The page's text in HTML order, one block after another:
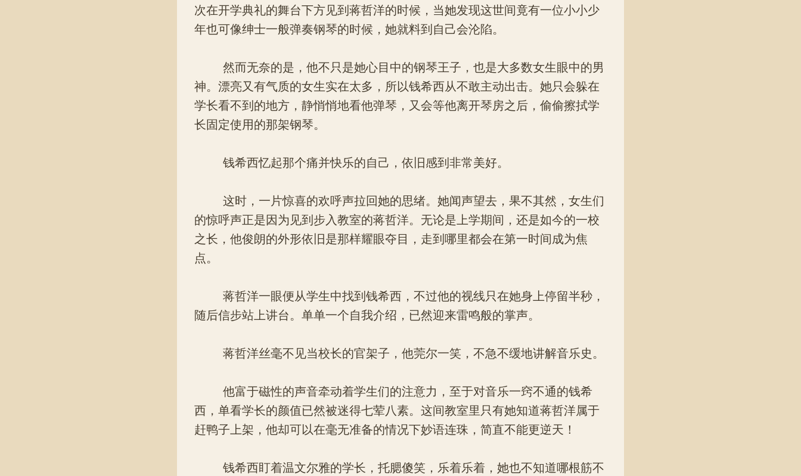
次在开学典礼的舞台下方见到蒋哲洋的时候，当她发现这世间竟有一位小小少
年也可像绅士一般弹奏钢琴的时候，她就料到自己会沦陷。
然而无奈的是，他不只是她心目中的钢琴王子，也是大多数女生眼中的男
神。漂亮又有气质的女生实在太多，所以钱希西从不敢主动出击。她只会躲在
学长看不到的地方，静悄悄地看他弹琴，又会等他离开琴房之后，偷偷擦拭学
长固定使用的那架钢琴。
钱希西忆起那个痛并快乐的自己，依旧感到非常美好。
这时，一片惊喜的欢呼声拉回她的思绪。她闻声望去，果不其然，女生们
的惊呼声正是因为见到步入教室的蒋哲洋。无论是上学期间，还是如今的一校
之长，他俊朗的外形依旧是那样耀眼夺目，走到哪里都会在第一时间成为焦
点。
蒋哲洋一眼便从学生中找到钱希西，不过他的视线只在她身上停留半秒，
随后信步站上讲台。单单一个自我介绍，已然迎来雷鸣般的掌声。
蒋哲洋丝毫不见当校长的官架子，他莞尔一笑，不急不缓地讲解音乐史。
他富于磁性的声音牵动着学生们的注意力，至于对音乐一窍不通的钱希
西，单看学长的颜值已然被迷得七荤八素。这间教室里只有她知道蒋哲洋属于
赶鸭子上架，他却可以在毫无准备的情况下妙语连珠，简直不能更逆天！
钱希西盯着温文尔雅的学长，托腮傻笑，乐着乐着，她也不知道哪根筋不